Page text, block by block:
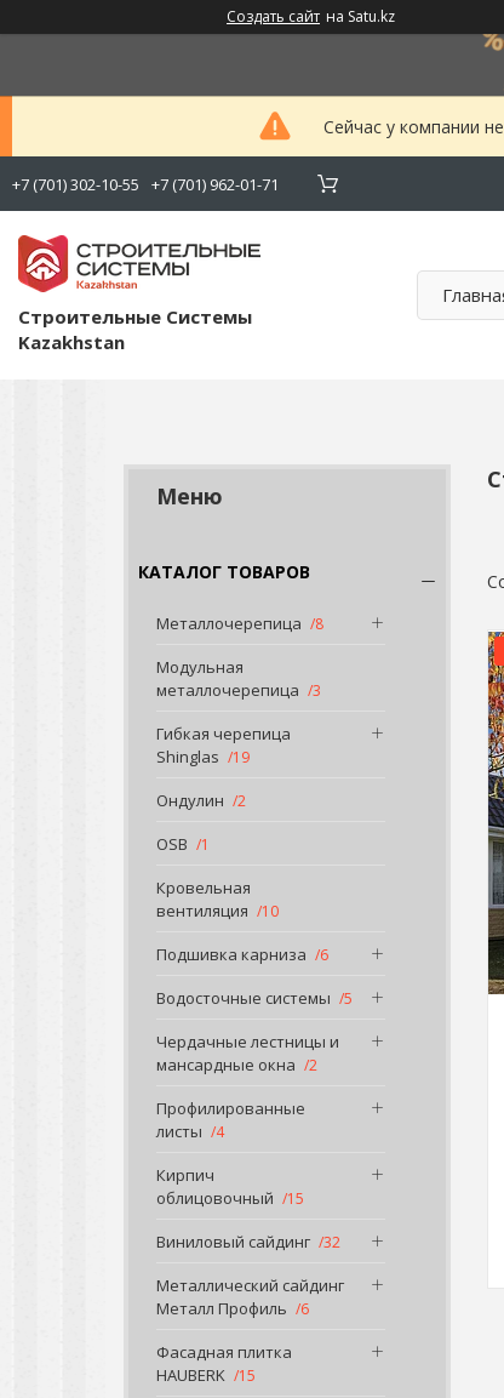
Создать сайт на Satu.kz
Сейчас у компании
+7 (701) 302-10-55 +7 (701) 962-01-71
Строительные Системы
Kazakhstan
КАТАЛОГ ТОВАРОВ
Металлочерепица 8
Модульная
металлочерепица
3
Гибкая черепица
Shinglas
19
Ондулин 2
OSB 1
Кровельная
вентиляция
10
Подшивка карниза 6
Водосточные системы 5
Чердачные лестницы и
мансардные окна
2
Профилированные
листы
4
Кирпич
облицовочный
15
Виниловый сайдинг 32
Металлический сайдинг
Металл Профиль
6
Фасадная плитка
HAUBERK
15